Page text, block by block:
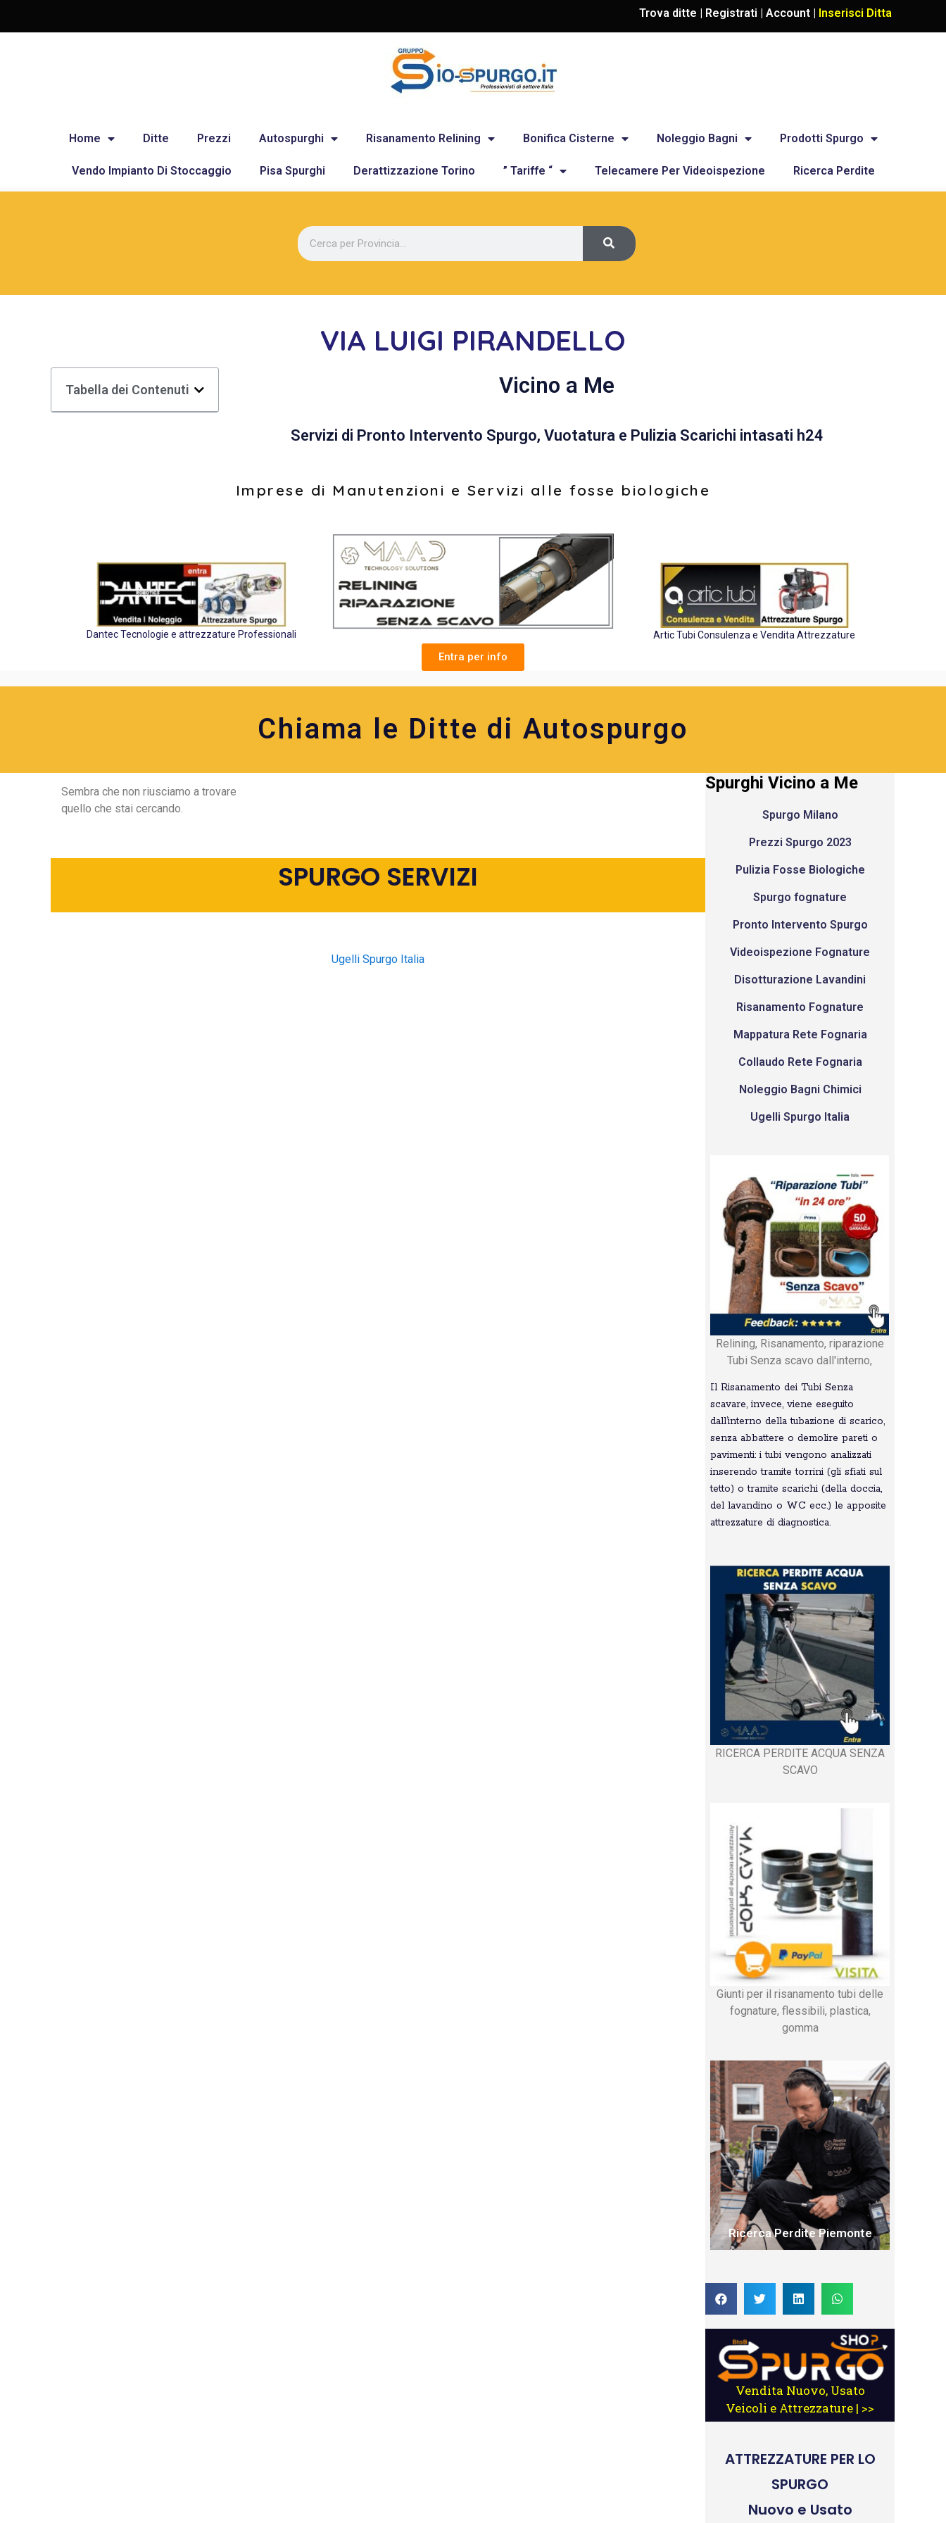
Trova ditte | Registrati | Account | Inserisci Ditta
Home Ditte Prezzi Autospurghi Risanamento Relining Bonifica Cisterne Noleggio Bagni Prodotti Spurgo
Vendo Impianto Di Stoccaggio Pisa Spurghi Derattizzazione Torino ” Tariffe “ Telecamere Per Videoispezione Ricerca Perdite
VIA LUIGI PIRANDELLO
Tabella dei Contenuti Vicino a Me
Servizi di Pronto Intervento Spurgo, Vuotatura e Pulizia Scarichi intasati h24
Imprese di Manutenzioni e Servizi alle fosse biologiche
Dantec Tecnologie e attrezzature Professionali
Entra per info
Artic Tubi Consulenza e Vendita Attrezzature
Chiama le Ditte di Autospurgo
Sembra che non riusciamo a trovare
quello che stai cercando.
SPURGO SERVIZI
Ugelli Spurgo Italia
Spurghi Vicino a Me
Spurgo Milano
Prezzi Spurgo 2023
Pulizia Fosse Biologiche
Spurgo fognature
Pronto Intervento Spurgo
Videoispezione Fognature
Disotturazione Lavandini
Risanamento Fognature
Mappatura Rete Fognaria
Collaudo Rete Fognaria
Noleggio Bagni Chimici
Ugelli Spurgo Italia
Relining, Risanamento, riparazione
Tubi Senza scavo dall'interno,
Il Risanamento dei Tubi Senza
scavare, invece, viene eseguito
dall’interno della tubazione di scarico,
senza abbattere o demolire pareti o
pavimenti: i tubi vengono analizzati
inserendo tramite torrini (gli sfiati sul
tetto) o tramite scarichi (della doccia,
del lavandino o WC ecc.) le apposite
attrezzature di diagnostica.
RICERCA PERDITE ACQUA SENZA
SCAVO
Giunti per il risanamento tubi delle
fognature, flessibili, plastica,
gomma
Ricerca Perdite Piemonte
Vendita Nuovo, Usato
Veicoli e Attrezzature | >>
ATTREZZATURE PER LO
SPURGO
Nuovo e Usato